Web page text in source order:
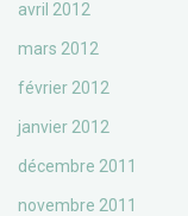
avril 2012
mars 2012
février 2012
janvier 2012
décembre 2011
novembre 2011